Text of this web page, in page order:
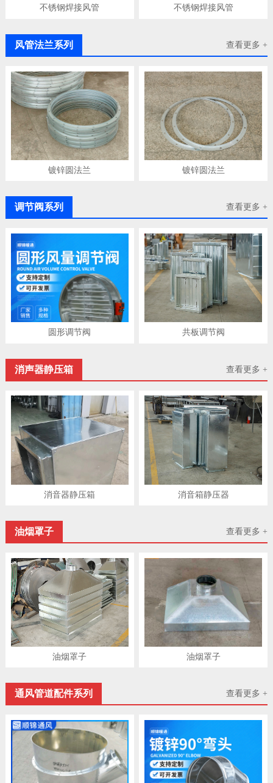
不锈钢焊接风管 不锈钢焊接风管
查看更多 +
风管法兰系列
镀锌圆法兰 镀锌圆法兰
查看更多 +
调节阀系列
圆形调节阀 共板调节阀
查看更多 +
消声器静压箱
消音器静压箱 消音箱静压器
查看更多 +
油烟罩子
油烟罩子 油烟罩子
查看更多 +
通风管道配件系列